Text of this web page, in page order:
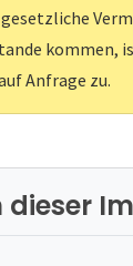
Anfrage zu.
dieser